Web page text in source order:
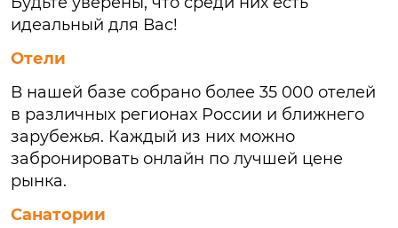
идеальный для Вас!
Отели
В нашей базе собрано более 35 000 отелей
в различных регионах России и ближнего
зарубежья. Каждый из них можно
забронировать онлайн по лучшей цене
рынка.
Санатории